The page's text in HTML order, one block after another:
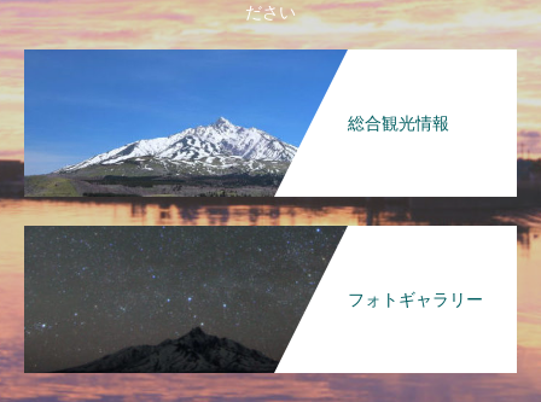
ださい
総合観光情報
フォトギャラリー